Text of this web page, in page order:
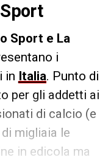
Sport e La
i
in Italia. Punto di
per gli addetti ai
di calcio (e
migliaia le
in edicola ma